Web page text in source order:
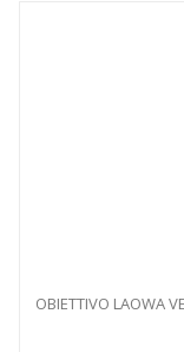
OBIETTIVO LAOWA